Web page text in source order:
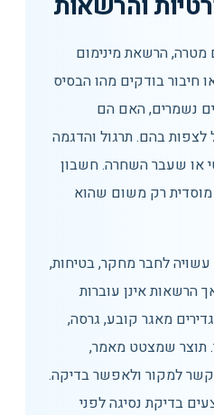
מטרה, הרשאת מינימום
חיבור בודקים מהו הבסיס
נשמרים, האם הם
לצפות בהם. תרגול והדגמה
או שעבר השחרה. חשבון
מוסדית רק משום שהוא
לחבר מחקר, בטיחות,
הרשאות אינן עוברות
מאגר קובע, גרסה,
תוצר שמצטט מאמר,
למקור ולאפשר בדיקה.
בדיקת נסיגה לפני